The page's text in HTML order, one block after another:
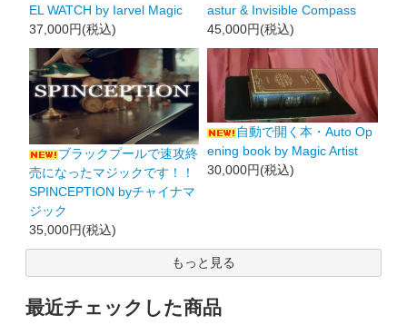
EL WATCH by Iarvel Magic
37,000円(税込)
astur & Invisible Compass
45,000円(税込)
ブラックプールで速攻終
売になったマジックです！！
SPINCEPTION byチャイナマ
ジック
35,000円(税込)
自動で開く本・Auto Op
ening book by Magic Artist
30,000円(税込)
もっと見る
最近チェックした商品